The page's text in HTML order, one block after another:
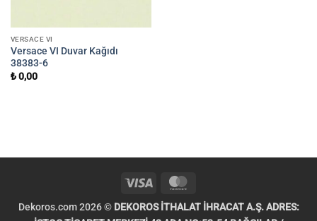
VERSACE VI
Versace VI Duvar Kağıdı
38383-6
₺0,00
Visa
Dekoros.com 2026 © DEKOROS İTHALAT İHRACAT A.Ş. ADRES: